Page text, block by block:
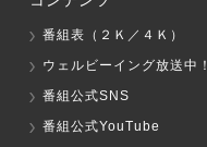
番組表（２Ｋ／４Ｋ）
ウェルビーイング放送中！
番組公式SNS
番組公式YouTube